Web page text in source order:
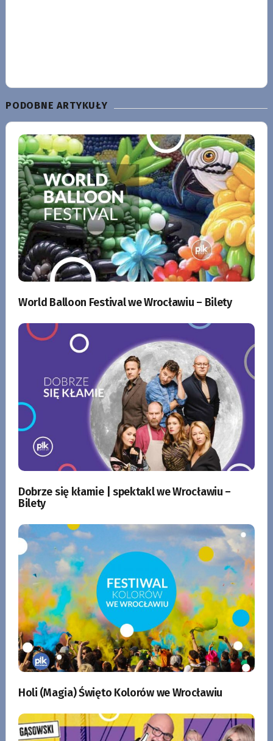
PODOBNE ARTYKUŁY
World Balloon Festival we Wrocławiu – Bilety
Dobrze się kłamie | spektakl we Wrocławiu –
Bilety
Holi (Magia) Święto Kolorów we Wrocławiu